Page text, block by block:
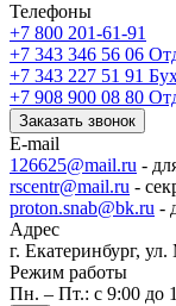
Телефоны
+7 800 201-61-91
+7 343 346 56 06
+7 343 227 51 91
+7 908 900 08 80
Заказать звонок
E-mail
126625@mail.ru -
rscentr@mail.ru -
proton.snab@bk.ru -
Адрес
г. Екатеринбург,
Режим работы
Пн. – Пт.: с 9:00 до